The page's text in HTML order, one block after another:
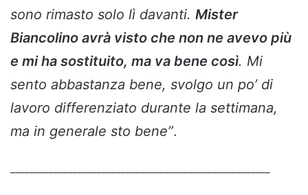
sono rimasto solo lì davanti. Mister
Biancolino avrà visto che non ne avevo più
e mi ha sostituito, ma va bene così. Mi
sento abbastanza bene, svolgo un po’ di
lavoro differenziato durante la settimana,
ma in generale sto bene”.